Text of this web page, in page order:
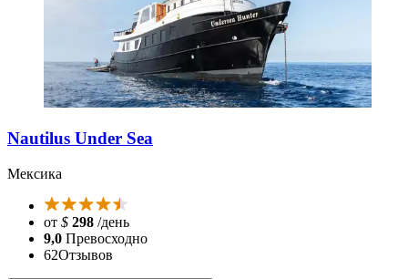
Nautilus Under Sea
Мексика
от $ 298 /день
9,0 Превосходно
62Отзывов